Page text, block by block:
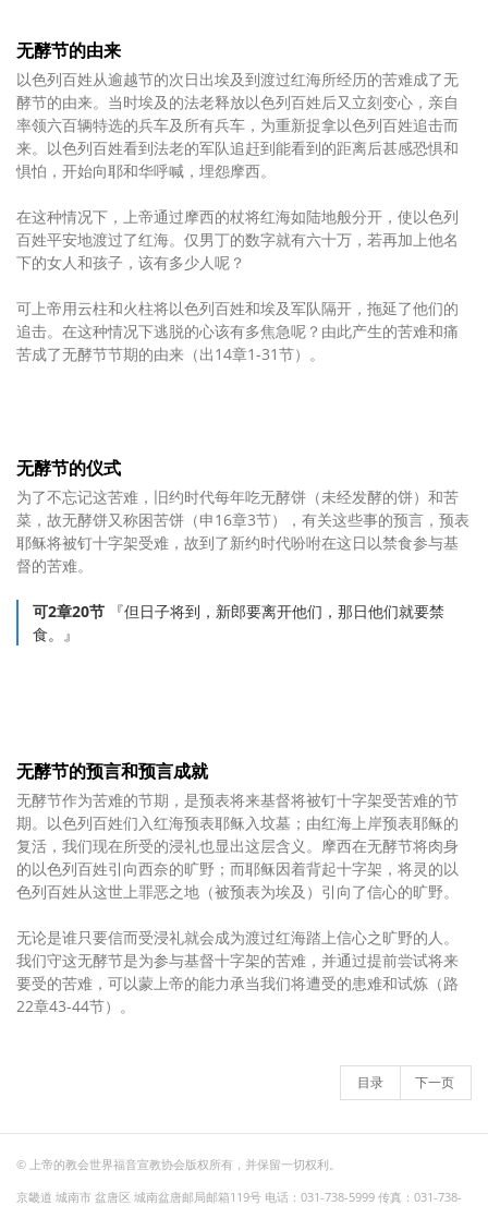
无酵节的由来
以色列百姓从逾越节的次日出埃及到渡过红海所经历的苦难成了无
酵节的由来。当时埃及的法老释放以色列百姓后又立刻变心，亲自
率领六百辆特选的兵车及所有兵车，为重新捉拿以色列百姓追击而
来。以色列百姓看到法老的军队追赶到能看到的距离后甚感恐惧和
惧怕，开始向耶和华呼喊，埋怨摩西。
在这种情况下，上帝通过摩西的杖将红海如陆地般分开，使以色列
百姓平安地渡过了红海。仅男丁的数字就有六十万，若再加上他名
下的女人和孩子，该有多少人呢？
可上帝用云柱和火柱将以色列百姓和埃及军队隔开，拖延了他们的
追击。在这种情况下逃脱的心该有多焦急呢？由此产生的苦难和痛
苦成了无酵节节期的由来（出14章1-31节）。
无酵节的仪式
为了不忘记这苦难，旧约时代每年吃无酵饼（未经发酵的饼）和苦
菜，故无酵饼又称困苦饼（申16章3节），有关这些事的预言，预表
耶稣将被钉十字架受难，故到了新约时代吩咐在这日以禁食参与基
督的苦难。
可2章20节 『但日子将到，新郎要离开他们，那日他们就要禁
食。』
无酵节的预言和预言成就
无酵节作为苦难的节期，是预表将来基督将被钉十字架受苦难的节
期。以色列百姓们入红海预表耶稣入坟墓；由红海上岸预表耶稣的
复活，我们现在所受的浸礼也显出这层含义。摩西在无酵节将肉身
的以色列百姓引向西奈的旷野；而耶稣因着背起十字架，将灵的以
色列百姓从这世上罪恶之地（被预表为埃及）引向了信心的旷野。
无论是谁只要信而受浸礼就会成为渡过红海踏上信心之旷野的人。
我们守这无酵节是为参与基督十字架的苦难，并通过提前尝试将来
要受的苦难，可以蒙上帝的能力承当我们将遭受的患难和试炼（路
22章43-44节）。
目录 下一页
© 上帝的教会世界福音宣教协会版权所有，并保留一切权利。
京畿道 城南市 盆唐区 城南盆唐邮局邮箱119号 电话：031-738-5999 传真：031-738-